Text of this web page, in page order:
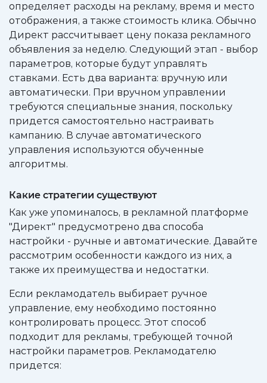
определяет расходы на рекламу, время и место
отображения, а также стоимость клика. Обычно
Директ рассчитывает цену показа рекламного
объявления за неделю. Следующий этап - выбор
параметров, которые будут управлять
ставками. Есть два варианта: вручную или
автоматически. При вручном управлении
требуются специальные знания, поскольку
придется самостоятельно настраивать
кампанию. В случае автоматического
управления используются обученные
алгоритмы.
Какие стратегии существуют
Как уже упоминалось, в рекламной платформе
"Директ" предусмотрено два способа
настройки - ручные и автоматические. Давайте
рассмотрим особенности каждого из них, а
также их преимущества и недостатки.
Если рекламодатель выбирает ручное
управление, ему необходимо постоянно
контролировать процесс. Этот способ
подходит для рекламы, требующей точной
настройки параметров. Рекламодателю
придется: